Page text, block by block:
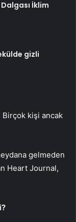
İklim
gizli
kişi ancak
gelmeden
Heart Journal,